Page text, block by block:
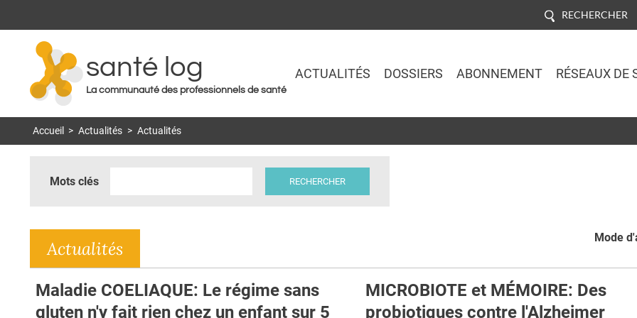
RECHERCHER
santé log
La communauté des professionnels de santé
ACTUALITÉS DOSSIERS ABONNEMENT RÉSEAUX DE
Accueil > Actualités > Actualités
Mots clés
Mode
Actualités
Maladie COELIAQUE: Le régime sans
gluten n'y fait rien chez un enfant sur 5
MICROBIOTE et MÉMOIRE: Des
probiotiques contre l'Alzheimer